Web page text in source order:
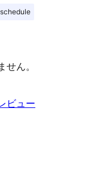
schedule
ん。
ビュー